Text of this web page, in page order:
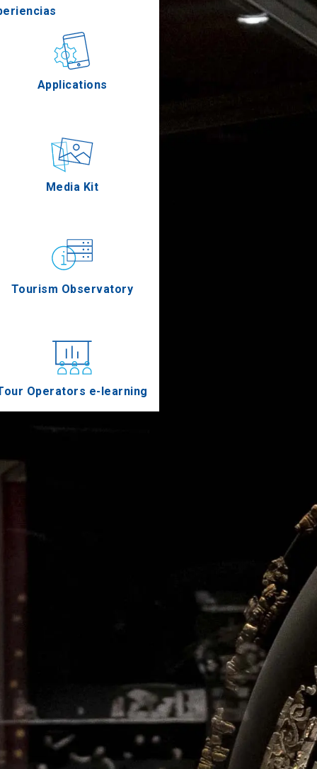
Applications
Media Kit
Tourism Observatory
Operators e-learning